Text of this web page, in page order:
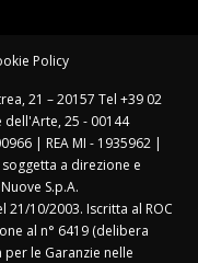
Policy
21 – 20157 Tel +39 02
dell'Arte, 25 - 00144
| REA MI - 1935962 |
a direzione e
S.p.A.
21/10/2003. Iscritta al ROC
al n° 6419 (delibera
per le Garanzie nelle